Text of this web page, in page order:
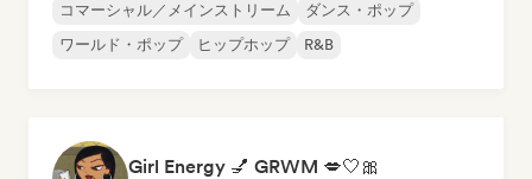
コマーシャル／メインストリーム
ダンス・ポップ
ワールド・ポップ
ヒップホップ R&B
Girl Energy 💅 GRWM 💋🤍🎀